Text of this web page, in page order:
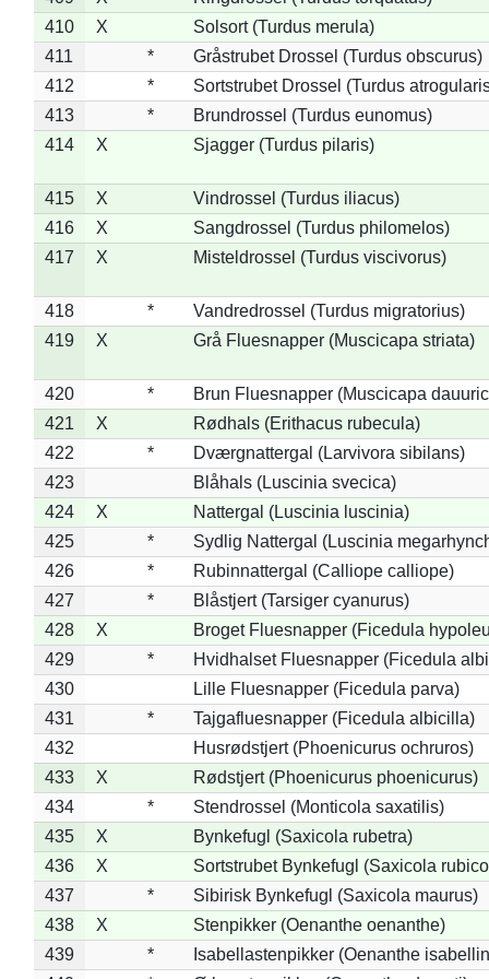
410
X
Solsort (Turdus merula)
411
*
Gråstrubet Drossel (Turdus obscurus)
412
*
Sortstrubet Drossel (Turdus
413
*
Brundrossel (Turdus eunomus)
414
X Sjagger (Turdus pilaris)
415 X
Vindrossel (Turdus iliacus)
416
X
Sangdrossel (Turdus philomelos)
417
X Misteldrossel (Turdus viscivorus)
418 *
Vandredrossel (Turdus migratorius)
419
X Grå Fluesnapper (Muscicapa striata)
420 *
Brun Fluesnapper (Muscicapa
421
X
Rødhals (Erithacus rubecula)
422
*
Dværgnattergal (Larvivora sibilans)
423
Blåhals (Luscinia svecica)
424
X
Nattergal (Luscinia luscinia)
425
*
Sydlig Nattergal (Luscinia
426
*
Rubinnattergal (Calliope calliope)
427
*
Blåstjert (Tarsiger cyanurus)
428
X
Broget Fluesnapper (Ficedula
429
*
Hvidhalset Fluesnapper (Ficedula
430
Lille Fluesnapper (Ficedula parva)
431
*
Tajgafluesnapper (Ficedula albicilla)
432
Husrødstjert (Phoenicurus ochruros)
433
X
Rødstjert (Phoenicurus phoenicurus)
434
*
Stendrossel (Monticola saxatilis)
435
X
Bynkefugl (Saxicola rubetra)
436
X
Sortstrubet Bynkefugl (Saxicola
437
*
Sibirisk Bynkefugl (Saxicola maurus)
438
X
Stenpikker (Oenanthe oenanthe)
439
*
Isabellastenpikker (Oenanthe